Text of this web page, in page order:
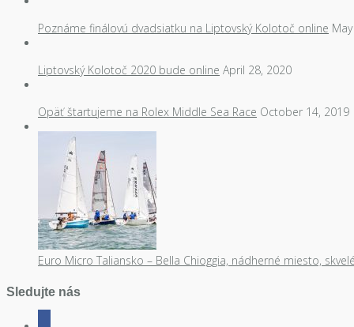
Poznáme finálovú dvadsiatku na Liptovský Kolotoč online
Liptovský Kolotoč 2020 bude online April 28, 2020
Opäť štartujeme na Rolex Middle Sea Race October 14, 2019
Euro Micro Taliansko – Bella Chioggia, nádherné miesto,
Sledujte nás